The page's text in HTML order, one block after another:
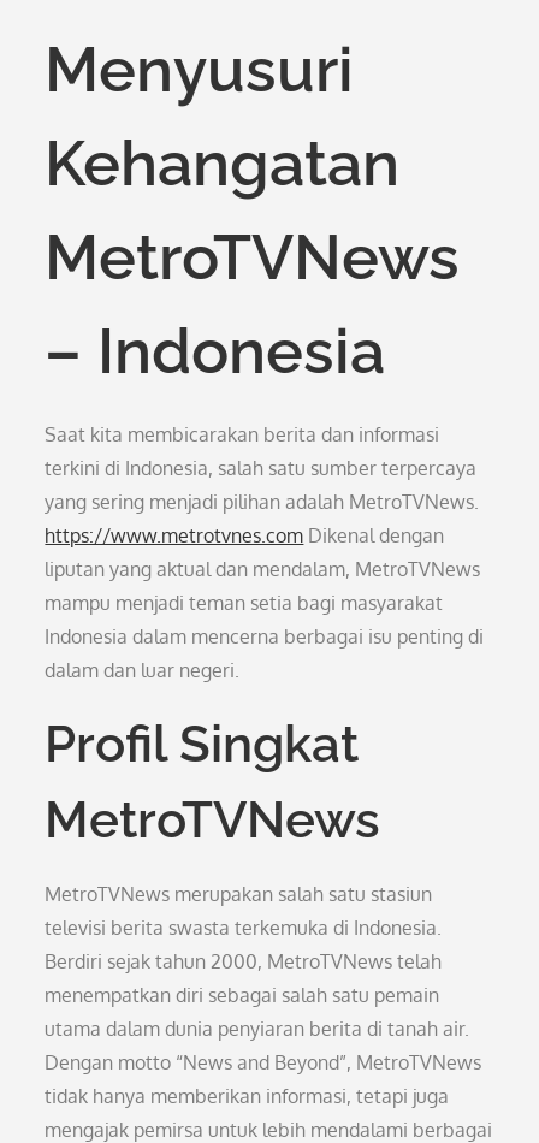
Menyusuri
Kehangatan
MetroTVNews
– Indonesia
Saat kita membicarakan berita dan informasi
terkini di Indonesia, salah satu sumber terpercaya
yang sering menjadi pilihan adalah MetroTVNews.
https://www.metrotvnes.com Dikenal dengan
liputan yang aktual dan mendalam, MetroTVNews
mampu menjadi teman setia bagi masyarakat
Indonesia dalam mencerna berbagai isu penting di
dalam dan luar negeri.
Profil Singkat
MetroTVNews
MetroTVNews merupakan salah satu stasiun
televisi berita swasta terkemuka di Indonesia.
Berdiri sejak tahun 2000, MetroTVNews telah
menempatkan diri sebagai salah satu pemain
utama dalam dunia penyiaran berita di tanah air.
Dengan motto “News and Beyond”, MetroTVNews
tidak hanya memberikan informasi, tetapi juga
mengajak pemirsa untuk lebih mendalami berbagai